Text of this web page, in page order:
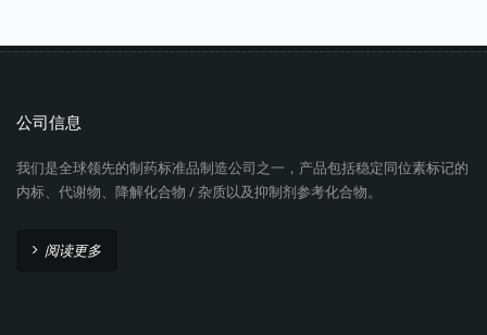
公司信息
我们是全球领先的制药标准品制造公司之一，产品包括稳定同位素标记的
内标、代谢物、降解化合物 / 杂质以及抑制剂参考化合物。
阅读更多